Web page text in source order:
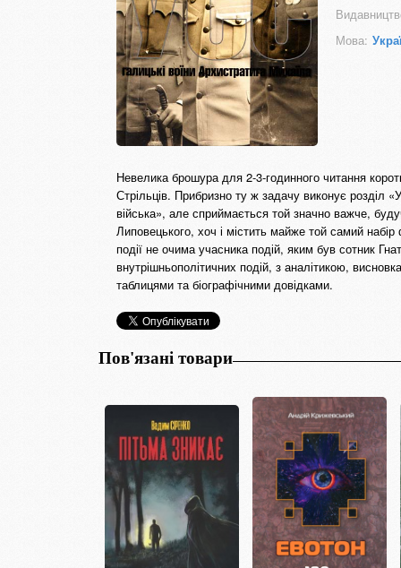
Мова:
Невелика брошура для 2-3-годинного читання
Стрільців. Прибризно ту ж задачу виконує розділ
війська», але сприймається той значно важче,
Липовецького, хоч і містить майже той самий
події не очима учасника подій, яким був сотник
внутрішньополітичних подій, з аналітикою,
таблицями та біографічними довідками.
Пов'язані товари